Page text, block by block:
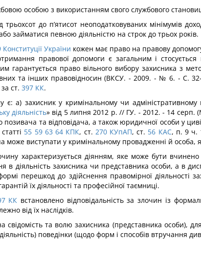
особою з використанням свого службового
до п’ятисот неоподатковуваних мінімумів
займатися певною діяльністю на строк до трьох років.
Конституції України кожен має право на правову
правової допомоги є загальним і
гарантується право вільного вибору захисника з
та інших правовідносин (ВКСУ. - 2009. - № 6. - С.
ст. 397 КК.
є: а) захисник у кримінальному чи адміністративному
діяльність» від 5 липня 2012 р. // ГУ. - 2012. - 14 серп.
позивача та відповідача, а також юридичної особи у
55 59 63 64 КПК, ст. 270 КУпАП, ст. 56 КАС, п. 9 ч.
може виступати у кримінальному провадженні й особа,
характеризується діянням, яке може бути вчине­но
в діяльність захисника чи представника особи, а в
перешкод до здійснення правомірної
їх діяльності та професійної таємниці.
КК встановлено відповідальність за злочин із
від їх наслідків.
свідомість та волю захисника (представника особи),
поведінки (щодо форм і способів втручання